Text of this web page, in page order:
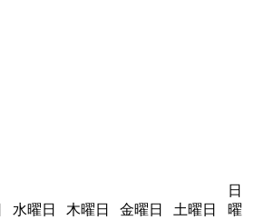
水曜日 木曜日 金曜日 土曜日
日
曜